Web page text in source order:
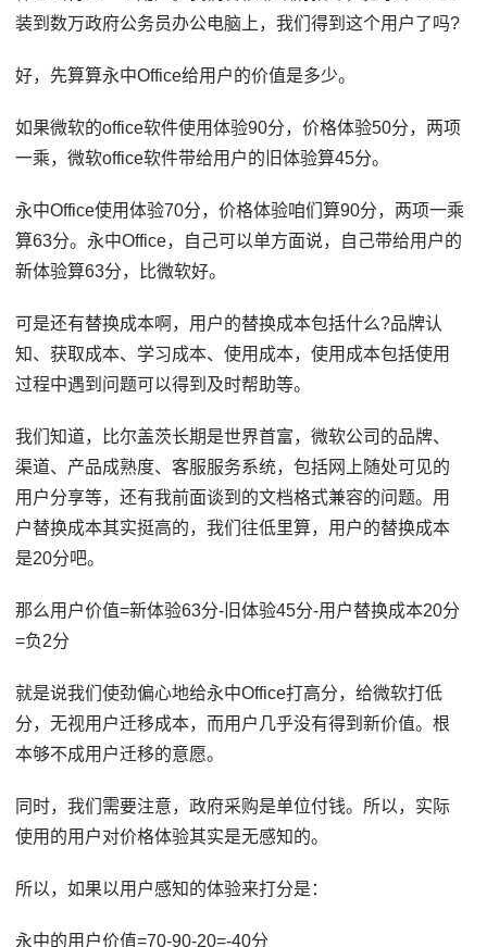
装到数万政府公务员办公电脑上，我们得到这个用户了吗?
好，先算算永中Office给用户的价值是多少。
如果微软的office软件使用体验90分，价格体验50分，两项
一乘，微软office软件带给用户的旧体验算45分。
永中Office使用体验70分，价格体验咱们算90分，两项一乘
算63分。永中Office，自己可以单方面说，自己带给用户的
新体验算63分，比微软好。
可是还有替换成本啊，用户的替换成本包括什么?品牌认
知、获取成本、学习成本、使用成本，使用成本包括使用
过程中遇到问题可以得到及时帮助等。
我们知道，比尔盖茨长期是世界首富，微软公司的品牌、
渠道、产品成熟度、客服服务系统，包括网上随处可见的
用户分享等，还有我前面谈到的文档格式兼容的问题。用
户替换成本其实挺高的，我们往低里算，用户的替换成本
是20分吧。
那么用户价值=新体验63分-旧体验45分-用户替换成本20分
=负2分
就是说我们使劲偏心地给永中Office打高分，给微软打低
分，无视用户迁移成本，而用户几乎没有得到新价值。根
本够不成用户迁移的意愿。
同时，我们需要注意，政府采购是单位付钱。所以，实际
使用的用户对价格体验其实是无感知的。
所以，如果以用户感知的体验来打分是：
永中的用户价值=70-90-20=-40分